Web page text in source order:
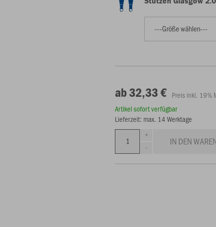
---Größe wählen---
ab 32,33 € Preis inkl. 19%
Artikel sofort verfügbar
Lieferzeit: max. 14 Werktage
IN DEN